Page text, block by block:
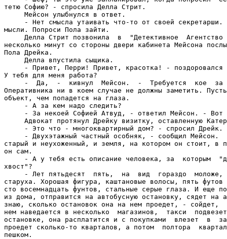
тетю Софию? - спросила Делла Стрит.
     Мейсон улыбнулся в ответ.
- Нет смысла утаивать что-то от своей секретарши.
мысли. Попроси Пола зайти.
Делла Стрит позвонила  в  "Детективное  Агентство
несколько минут со стороны двери кабинета Мейсона
Пола Дрейка.
     Делла впустила сыщика.
- Привет, Перри! Привет, красотка! - поздоровался
У тебя для меня работа?
-  Да,  -  кивнул  Мейсон.  -  Требуется  кое  за
Оперативника ни в коем случае не должны заметить.
объект, чем попадется на глаза.
     - А за кем надо следить?
- За некоей Софией Атвуд, - ответил Мейсон. - Вот
Адвокат протянул Дрейку визитку, оставленную
     - Это что - многоквартирный дом? - спросил Дрейк.
- Двухэтажный частный особняк, - сообщил Мейсон.
старый и неухоженный, и земля, на котором он стоит, в
он сам.
- А у тебя есть описание человека, за  которым
хвост"?
- Лет пятьдесят  пять,  на  вид  гораздо  моложе,
старуха. Хорошая фигура, каштановые волосы, пять
сто восемнадцать фунтов, стальные серые глаза. И еще
из дома, отправится на автобусную остановку, сядет
знаю, сколько остановок она на нем проедет, - сойдет,
нем наведается в несколько  магазинов,  такси
остановке, она расплатится и с покупками  влезет  в
проедет сколько-то кварталов, а потом  полтора
пешком.